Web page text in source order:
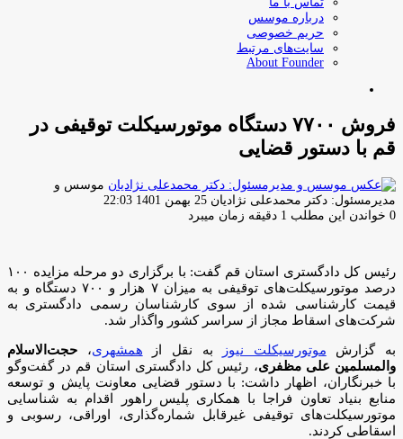
درباره موسس
حریم خصوصی
سایت‌های مرتبط
About Founder
فروش ۷۷۰۰ دستگاه موتورسیکلت توقیفی در
قم با دستور قضایی
موسس و
مدیرمسئول: دکتر محمدعلی نژادیان ارسال
ایمیل
25 بهمن 1401 22:03
0 خواندن این مطلب 1 دقیقه زمان میبرد
رئیس کل دادگستری استان قم گفت: با برگزاری دو مرحله مزایده ۱۰۰
درصد موتورسیکلت‌های توقیفی به میزان ۷ هزار و ۷۰۰ دستگاه و به
قیمت کارشناسی شده از سوی کارشناسان رسمی دادگستری به
شرکت‌های اسقاط مجاز از سراسر کشور واگذار شد.
به گزارش موتورسیکلت نیوز به نقل از همشهری، حجت‌الاسلام
والمسلمین علی مظفری، رئیس کل دادگستری استان قم در گفت‌وگو
با خبرنگاران، اظهار داشت: با دستور قضایی معاونت پایش و توسعه
منابع بنیاد تعاون فراجا با همکاری پلیس راهور اقدام به شناسایی
موتورسیکلت‌های توقیفی غیرقابل شماره‌گذاری، اوراقی، رسوبی و
اسقاطی کردند.